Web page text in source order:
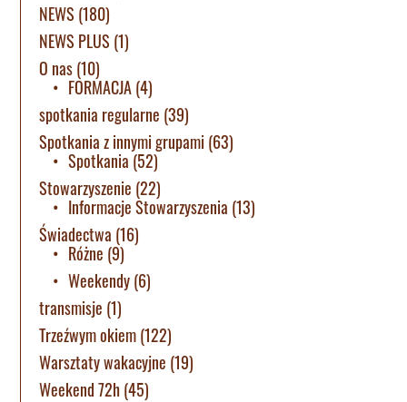
NEWS (180)
NEWS PLUS (1)
O nas(10)
FORMACJA(4)
spotkania regularne (39)
Spotkania z innymi grupami (63)
Spotkania (52)
Stowarzyszenie (22)
Informacje Stowarzyszenia (13)
Świadectwa (16)
Różne (9)
Weekendy(6)
transmisje (1)
Trzeźwym okiem(122)
Warsztaty wakacyjne (19)
Weekend 72h(45)